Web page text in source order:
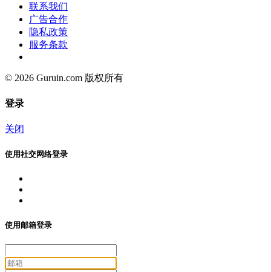
联系我们
广告合作
隐私政策
服务条款
© 2026 Guruin.com 版权所有
登录
关闭
使用社交网络登录
使用邮箱登录